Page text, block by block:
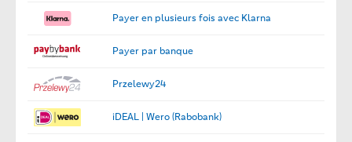
Payer en plusieurs fois avec Klarna
Payer par banque
Przelewy24
iDEAL | Wero (Rabobank)